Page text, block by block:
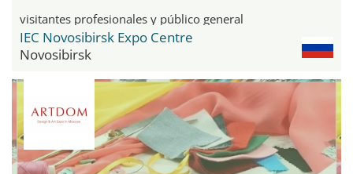
visitantes profesionales y público general
IEC Novosibirsk Expo Centre
Novosibirsk